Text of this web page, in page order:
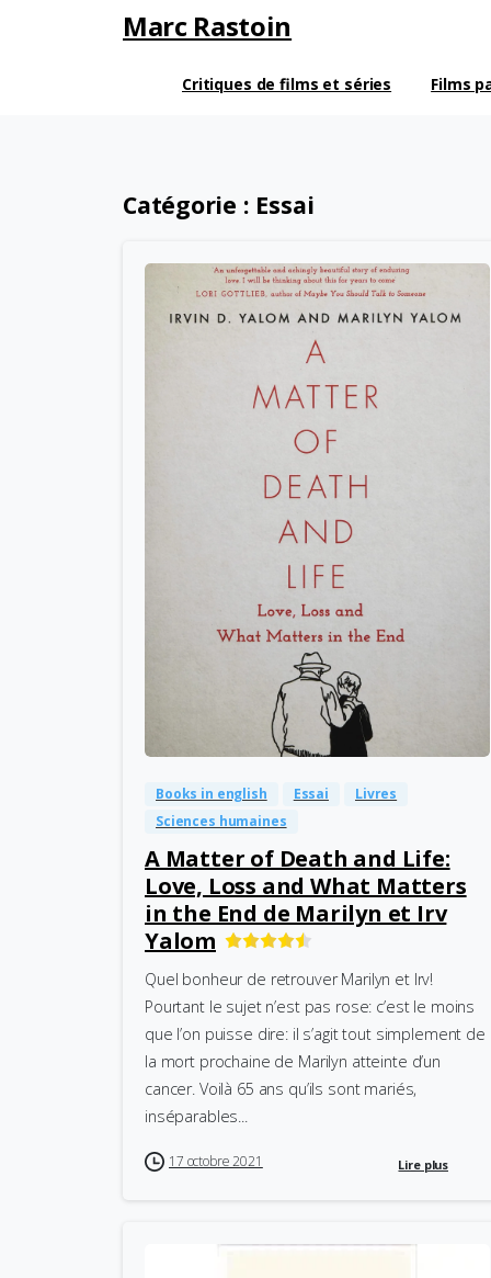
Marc Rastoin
Critiques de films et séries Films
Catégorie : Essai
Books in english Essai
Livres
Sciences humaines
A Matter of Death and Life:
Love, Loss and What Matters
in the End de Marilyn et Irv
Yalom
Quel bonheur de retrouver Marilyn et Irv!
Pourtant le sujet n’est pas rose: c’est le moins
que l’on puisse dire: il s’agit tout simplement de
la mort prochaine de Marilyn atteinte d’un
cancer. Voilà 65 ans qu’ils sont mariés,
inséparables...
17 octobre 2021 Lire plus